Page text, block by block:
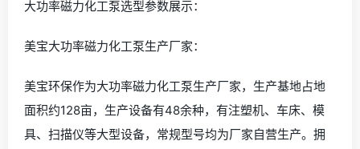
大功率磁力化工泵选型参数展示：
美宝大功率磁力化工泵生产厂家：
美宝环保作为大功率磁力化工泵生产厂家，生产基地占地
面积约128亩，生产设备有48余种，有注塑机、车床、模
具、扫描仪等大型设备，常规型号均为厂家自营生产。拥